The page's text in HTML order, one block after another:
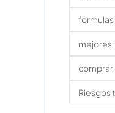
formulas
mejores
comprar
Riesgos